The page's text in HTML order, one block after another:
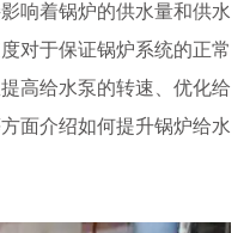
响着锅炉的供水量和供水
对于保证锅炉系统的正常
高给水泵的转速、优化给
面介绍如何提升锅炉给水